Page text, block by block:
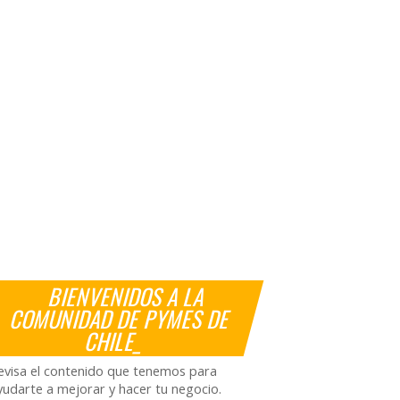
BIENVENIDOS A LA
COMUNIDAD DE PYMES DE
CHILE_
el contenido que tenemos para
a mejorar y hacer tu negocio.